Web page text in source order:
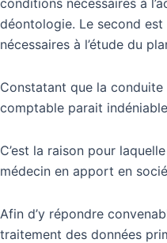
déontologie. Le second
nécessaires à l’étude du
Constatant que la conduite
comptable parait
C’est la raison pour
médecin en apport en
Afin d’y répondre
traitement des données